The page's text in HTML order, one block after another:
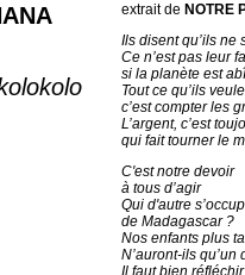
extrait de NOTRE
Ils disent qu’ils ne
Ce n’est pas leur
si la planète est
Tout ce qu’ils
c’est compter les
L’argent, c’est
qui fait tourner le
C'est notre devoir
à tous d’agir
Qui d'autre
de Madagascar ?
Nos enfants plus
N’auront-ils
Il faut bien réfléchir,